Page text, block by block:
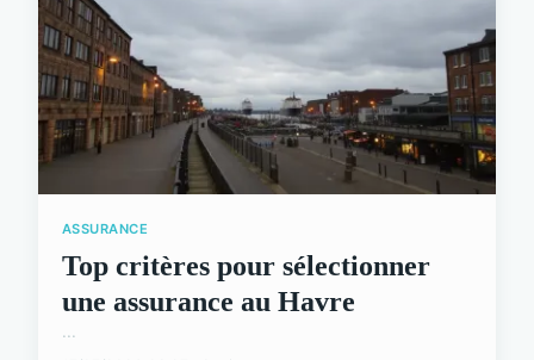
ASSURANCE
Top critères pour sélectionner
une assurance au Havre
...